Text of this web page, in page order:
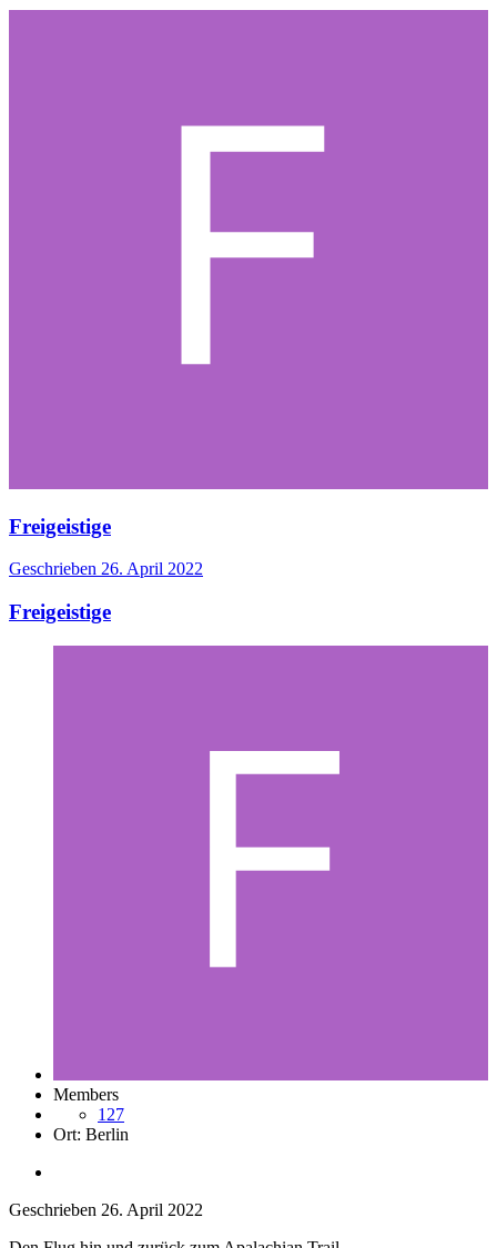
Freigeistige
Geschrieben 26. April 2022
Freigeistige
Members
127
Ort: Berlin
Geschrieben 26. April 2022